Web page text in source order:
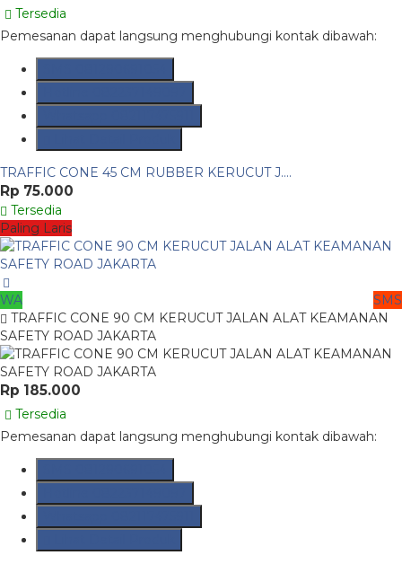
Tersedia
Pemesanan dapat langsung menghubungi kontak dibawah:
TRAFFIC CONE 45 CM RUBBER KERUCUT J....
Rp 75.000
Tersedia
Paling Laris
WA
SMS
TRAFFIC CONE 90 CM KERUCUT JALAN ALAT KEAMANAN
SAFETY ROAD JAKARTA
Rp 185.000
Tersedia
Pemesanan dapat langsung menghubungi kontak dibawah: